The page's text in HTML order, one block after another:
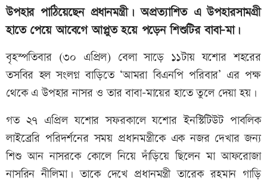
উপহার পাঠিয়েছেন প্রধানমন্ত্রী। অপ্রত্যাশিত এ উপহারসামগ্রী
হাতে পেয়ে আবেগে আপ্লুত হয়ে পড়েন শিশুটির বাবা-মা।
বৃহস্পতিবার (৩০ এপ্রিল) বেলা সাড়ে ১১টায় যশোর শহরের
তসবির হল সংলগ্ন বাড়িতে ‘আমরা বিএনপি পরিবার’ এর পক্ষ
থেকে এ উপহার নাসর ও তার বাবা-মায়ের হাতে তুলে দেয়া হয়।
গত ২৭ এপ্রিল যশোর সফরকালে যশোর ইনস্টিটিউট পাবলিক
লাইব্রেরি পরিদর্শনের সময় প্রধানমন্ত্রীকে এক নজর দেখার জন্য
শিশু আন নাসরকে কোলে নিয়ে দাঁড়িয়ে ছিলেন মা আফরোজা
নাসরিন নীলিমা। তাকে দেখে প্রধানমন্ত্রী তারেক রহমান গাড়ি